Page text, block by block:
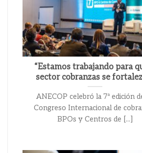
“Estamos trabajando para
sector cobranzas se
ANECOP celebró la 7ª edición
Congreso Internacional de
BPOs y Centros de [...]